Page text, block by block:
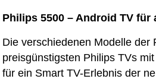
Philips 5500 – Android TV für
Die verschiedenen Modelle der
preisgünstigsten Philips TVs
für ein Smart TV-Erlebnis der